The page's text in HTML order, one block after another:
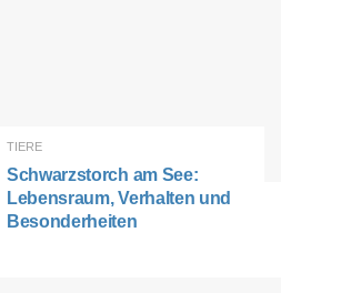
TIERE
Schwarzstorch am See:
Lebensraum, Verhalten und
Besonderheiten